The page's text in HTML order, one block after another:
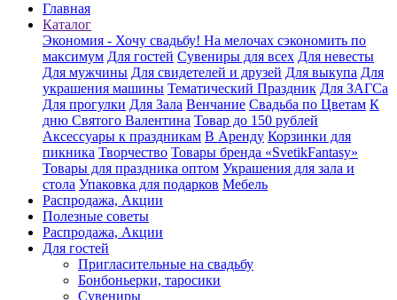
Главная
Каталог
Экономия - Хочу свадьбу! На мелочах сэкономить по
максимум Для гостей Сувениры для всех Для невесты
Для мужчины Для свидетелей и друзей Для выкупа Для
украшения машины Тематический Праздник Для ЗАГСа
Для прогулки Для Зала Венчание Свадьба по Цветам К
дню Святого Валентина Товар до 150 рублей
Аксессуары к праздникам В Аренду Корзинки для
пикника Творчество Товары бренда «SvetikFantasy»
Товары для праздника оптом Украшения для зала и
стола Упаковка для подарков Мебель
Распродажа, Акции
Полезные советы
Распродажа, Акции
Для гостей
Пригласительные на свадьбу
Бонбоньерки, таросики
Сувениры